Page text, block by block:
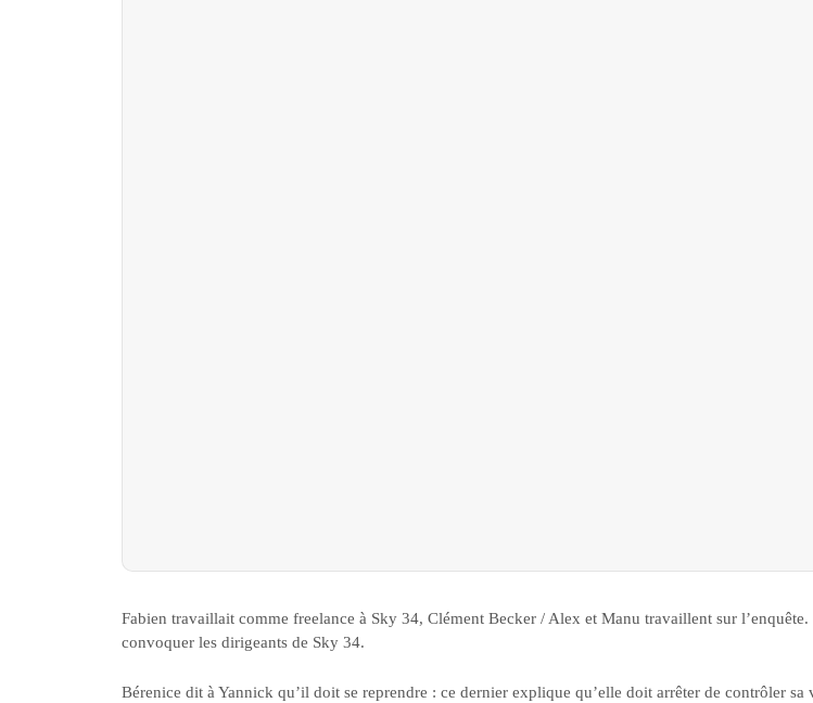
Fabien travaillait comme freelance à Sky 34, Clément Becker / Alex et Manu travaillent sur l’enquête.
convoquer les dirigeants de Sky 34.
Bérenice dit à Yannick qu’il doit se reprendre : ce dernier explique qu’elle doit arrêter de contrôler sa